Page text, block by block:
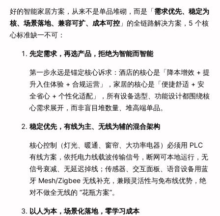
好的智能家居方案，从来不是单品堆砌，而是「需求优先、稳定为
核、场景落地、兼容可扩、成本可控 」的全链路解决方案，5 个核
心标准缺一不可：
先定需求，再选产品，拒绝为智能而智能
第一步永远是锚定核心诉求：酒店的核心是「降本增效 + 提
升入住体验 + 合规运营」，家居的核心是「便捷舒适 + 安
全省心 + 个性化适配」，所有设备选型、功能设计都围绕核
心需求展开，而非盲目堆数量、堆高端单品。
稳定优先，有线为主、无线为辅的混合架构
核心控制（灯光、暖通、窗帘、大功率电器）必须用 PLC
有线方案，依托电力线载波传输信号，断网可本地运行，无
信号衰减、无延迟掉线；传感器、交互面板、语音设备用蓝
牙 Mesh/Zigbee 无线补充，兼顾灵活性与免布线优势，绝
对不做全无线的 “花瓶方案”。
以人为本，场景化落地，零学习成本